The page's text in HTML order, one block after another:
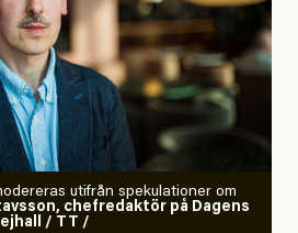
utifrån spekulationer om
chefredaktör på Dagens
/ TT /